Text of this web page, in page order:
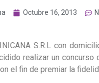
Octubre 16, 2013
S.R.L con
realizar un concurso
el fin de premiar la